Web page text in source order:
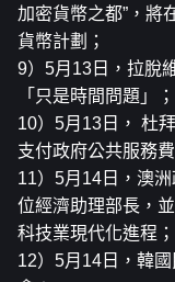
加密貨幣之都”，將
貨幣計劃；
9）5月13日，拉脫
「只是時間問題」；
10）5月13日， 杜
支付政府公共服務費
11）5月14日，澳
位經濟助理部長，
科技業現代化進程；
12）5月14日，韓